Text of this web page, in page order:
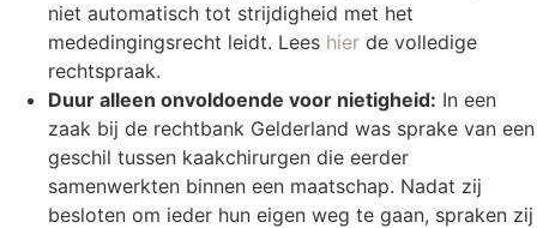
niet automatisch tot strijdigheid met het
mededingingsrecht leidt. Lees hier de volledige
rechtspraak.
Duur alleen onvoldoende voor nietigheid: In een
zaak bij de rechtbank Gelderland was sprake van een
geschil tussen kaakchirurgen die eerder
samenwerkten binnen een maatschap. Nadat zij
besloten om ieder hun eigen weg te gaan, spraken zij